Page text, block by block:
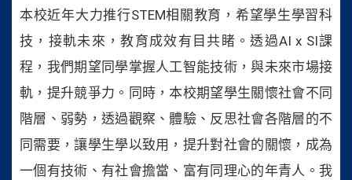
本校近年大力推行STEM相關教育，希望學生學習科
技，接軌未來，教育成效有目共睹。透過AI x SI課
程，我們期望同學掌握人工智能技術，與未來市場接
軌，提升競爭力。同時，本校期望學生關懷社會不同
階層、弱勢，透過觀察、體驗、反思社會各階層的不
同需要，讓學生學以致用，提升對社會的關懷，成為
一個有技術、有社會擔當、富有同理心的年青人。我